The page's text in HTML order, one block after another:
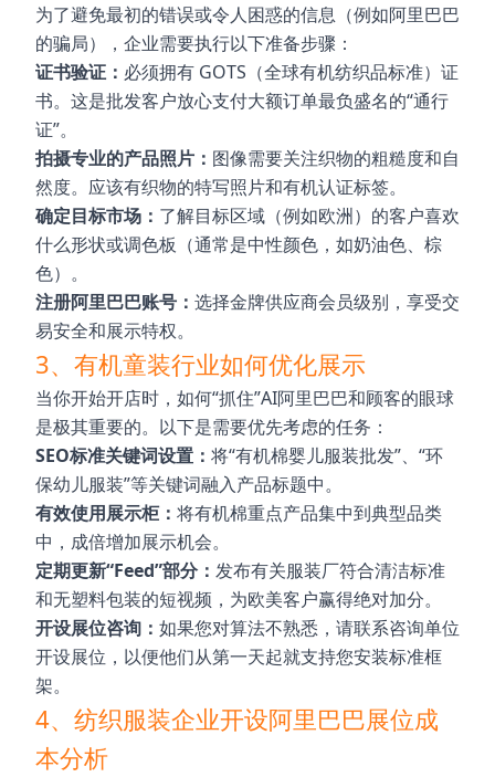
为了避免最初的错误或令人困惑的信息（例如阿里巴巴
的骗局），企业需要执行以下准备步骤：
证书验证： 必须拥有 GOTS（全球有机纺织品标准）证
书。这是批发客户放心支付大额订单最负盛名的“通行
证”。
拍摄专业的产品照片： 图像需要关注织物的粗糙度和自
然度。应该有织物的特写照片和有机认证标签。
确定目标市场： 了解目标区域（例如欧洲）的客户喜欢
什么形状或调色板（通常是中性颜色，如奶油色、棕
色）。
注册阿里巴巴账号： 选择金牌供应商会员级别，享受交
易安全和展示特权。
3、有机童装行业如何优化展示
当你开始开店时，如何“抓住”AI阿里巴巴和顾客的眼球
是极其重要的。以下是需要优先考虑的任务：
SEO标准关键词设置： 将“有机棉婴儿服装批发”、“环
保幼儿服装”等关键词融入产品标题中。
有效使用展示柜： 将有机棉重点产品集中到典型品类
中，成倍增加展示机会。
定期更新“Feed”部分： 发布有关服装厂符合清洁标准
和无塑料包装的短视频，为欧美客户赢得绝对加分。
开设展位咨询： 如果您对算法不熟悉，请联系咨询单位
开设展位，以便他们从第一天起就支持您安装标准框
架。
4、纺织服装企业开设阿里巴巴展位成
本分析